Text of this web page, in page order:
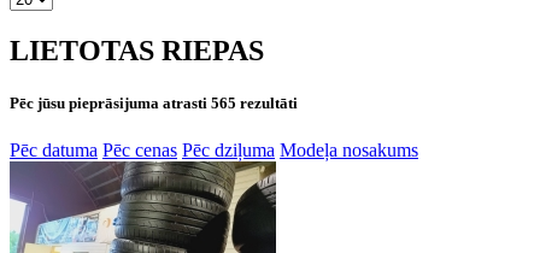
LIETOTAS RIEPAS
Pēc jūsu pieprāsijuma atrasti 565 rezultāti
Pēc datuma Pēc cenas Pēc dziļuma Modeļa nosakums